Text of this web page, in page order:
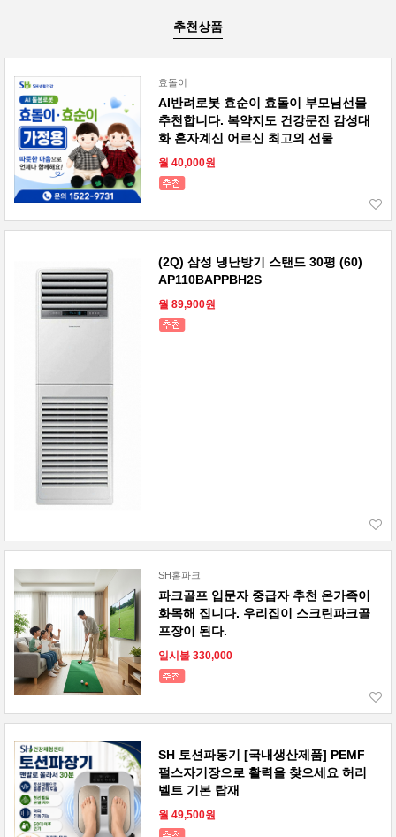
추천상품
효돌이
AI반려로봇 효순이 효돌이 부모님선물
추천합니다. 복약지도 건강문진 감성대
화 혼자계신 어르신 최고의 선물
월 40,000원
(2Q) 삼성 냉난방기 스탠드 30평 (60)
AP110BAPPBH2S
월 89,900원
SH홈파크
파크골프 입문자 중급자 추천 온가족이
화목해 집니다. 우리집이 스크린파크골
프장이 된다.
일시불 330,000
SH 토션파동기 [국내생산제품] PEMF
펄스자기장으로 활력을 찾으세요 허리
벨트 기본 탑재
월 49,500원